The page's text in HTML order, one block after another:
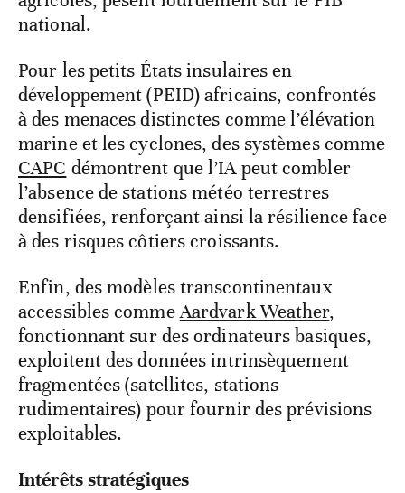
national.
Pour les petits États insulaires en
développement (PEID) africains, confrontés
à des menaces distinctes comme l’élévation
marine et les cyclones, des systèmes comme
CAPC démontrent que l’IA peut combler
l’absence de stations météo terrestres
densifiées, renforçant ainsi la résilience face
à des risques côtiers croissants.
Enfin, des modèles transcontinentaux
accessibles commeAardvark Weather,
fonctionnant sur des ordinateurs basiques,
exploitent des données intrinsèquement
fragmentées (satellites, stations
rudimentaires) pour fournir des prévisions
exploitables.
Intérêts stratégiques